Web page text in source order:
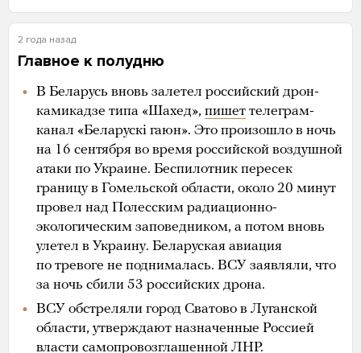
2 года назад
Главное к полудню
В Беларусь вновь залетел российский дрон-
камикадзе типа «Шахед», пишет телеграм-
канал «Беларускі гаюн». Это произошло в ночь
на 16 сентября во время российской воздушной
атаки по Украине. Беспилотник пересек
границу в Гомельской области, около 20 минут
провел над Полесским радиационно-
экологическим заповедником, а потом вновь
улетел в Украину. Беларуская авиация
по тревоге не поднималась. ВСУ заявляли, что
за ночь сбили 53 российских дрона.
ВСУ обстреляли город Сватово в Луганской
области, утверждают назначенные Россией
власти самопровозглашенной ЛНР.